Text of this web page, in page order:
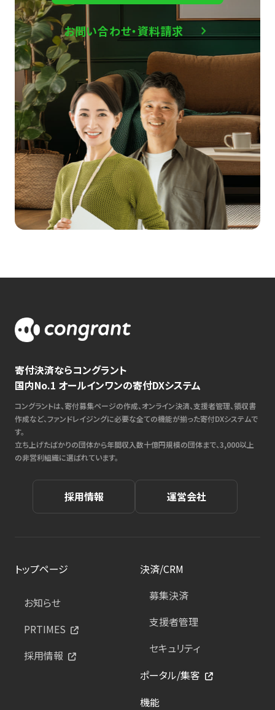
お問い合わせ・資料請求
寄付決済ならコングラント
国内No.1 オールインワンの寄付DXシステム
コングラントは、寄付募集ページの作成、オンライン決済、支援者管理、領収書
作成など、ファンドレイジングに必要な全ての機能が揃った寄付DXシステムで
す。
立ち上げたばかりの団体から年間収入数十億円規模の団体まで、3,000以上
の非営利組織に選ばれています。
採用情報 運営会社
トップページ
お知らせ
PRTIMES
採用情報
決済/CRM
募集決済
支援者管理
セキュリティ
ポータル/集客
機能